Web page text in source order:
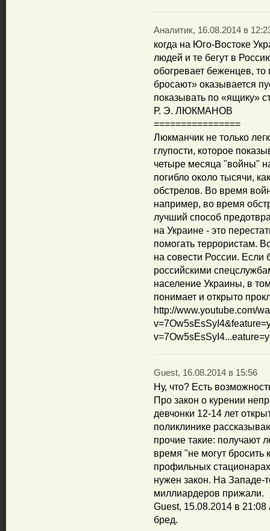
Аналитик, 16.08.2014 в
когда на Юго-Востоке
людей и те бегут в
обогревает беженцев, то
бросают» оказывается
показывать по «ящику»
Р. Э. ЛЮКМАНОВ
================
Люкманчик не только
глупости, которое
четыре месяца "войны"
погибло около тысячи,
обстрелов. Во время
например, во время
лучший способ
на Украине - это
помогать террористам.
на совести России.
российскими
население Украины, в
понимает и открыто
http://www.youtube.com/
Guest, 16.08.2014 в 15:56
Ну, что? Есть
Про закон о курении
девчонки 12-14 лет
поликлинике
прочие такие: получают
время "не могут бросить
профильных
нужен закон. На Западе-
миллиардеров прижали.
Guest, 15.08.2014 в 21:08
бред.